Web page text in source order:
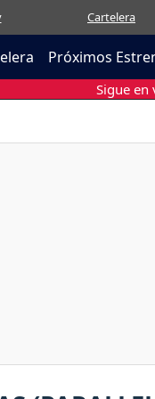
Cartelera
Próximos
Sigue en